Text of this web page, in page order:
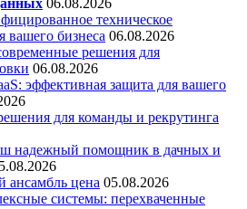
06.08.2026
техническое
вашего бизнеса 06.08.2026
решения для
06.08.2026
эффективная защита для вашего
для команды и рекрутинга
надежный помощник в дачных и
ансамбль цена 05.08.2026
системы: перехваченные